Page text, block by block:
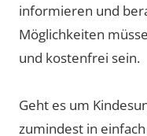
informieren und
Möglichkeiten
und kostenfrei sein.
Geht es um
zumindest in